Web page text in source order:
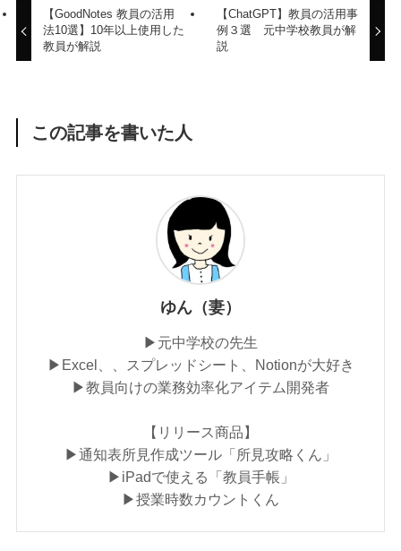
【GoodNotes 教員の活用
法10選】10年以上使用した
教員が解説
【ChatGPT】教員の活用事
例３選 元中学校教員が解
説
この記事を書いた人
ゆん（妻）
▶︎元中学校の先生
▶︎Excel、、スプレッドシート、Notionが大好き
▶︎教員向けの業務効率化アイテム開発者
【リリース商品】
▶︎通知表所見作成ツール「所見攻略くん」
▶︎iPadで使える「教員手帳」
▶︎授業時数カウントくん